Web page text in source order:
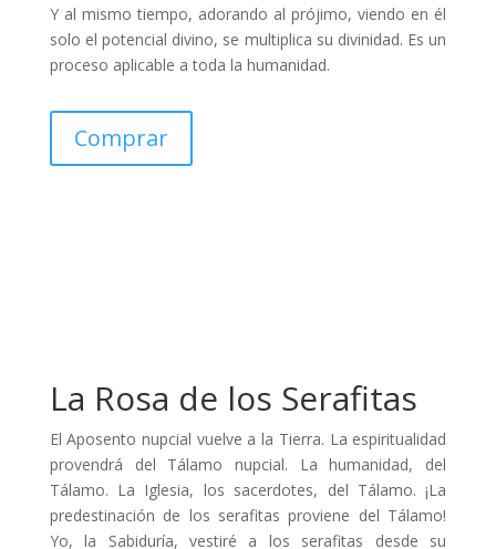
Y al mismo tiempo, adorando al prójimo, viendo en él
solo el potencial divino, se multiplica su divinidad. Es un
proceso aplicable a toda la humanidad.
Comprar
La Rosa de los Serafitas
El Aposento nupcial vuelve a la Tierra. La espiritualidad
provendrá del Tálamo nupcial. La humanidad, del
Tálamo. La Iglesia, los sacerdotes, del Tálamo. ¡La
predestinación de los serafitas proviene del Tálamo!
Yo, la Sabiduría, vestiré a los serafitas desde su